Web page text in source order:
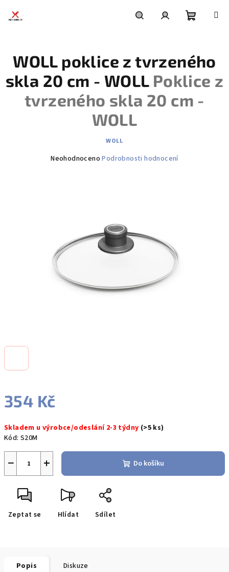
košík
354 Kč
cena:
Skladem u výrobce/odeslání 2-3 týdny (>5 ks)
Kód: S20M
+
− Do košíku
Zeptat se Hlídat Sdílet
WOLL poklice z tvrzeného
skla 20 cm - WOLL Poklice z
tvrzeného skla 20 cm -
WOLL
WOLL
Průměrné
Neohodnoceno Podrobnosti hodnocení
Popis Diskuze